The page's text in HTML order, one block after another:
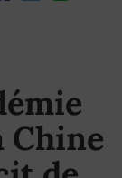
Chine